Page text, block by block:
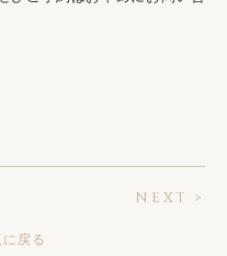
NEXT >
戻る